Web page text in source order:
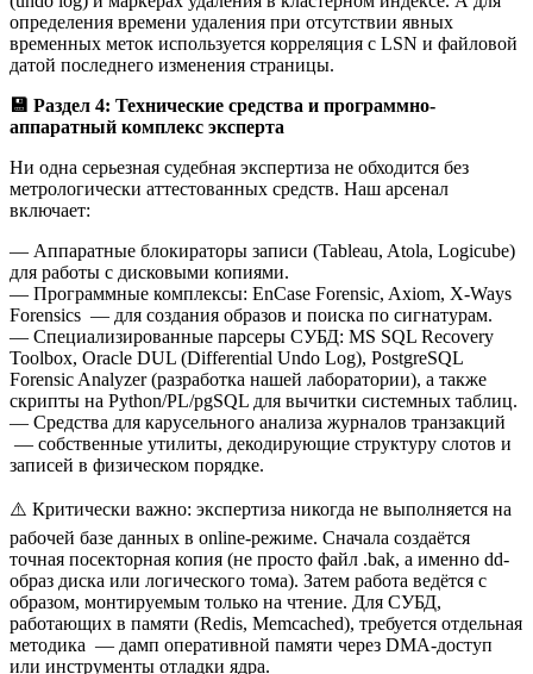
определения времени удаления при отсутствии явных
временных меток используется корреляция с LSN и файловой
датой последнего изменения страницы.
💾 Раздел 4: Технические средства и программно-
аппаратный комплекс эксперта
Ни одна серьезная судебная экспертиза не обходится без
метрологически аттестованных средств. Наш арсенал
включает:
— Аппаратные блокираторы записи (Tableau, Atola, Logicube)
для работы с дисковыми копиями.
— Программные комплексы: EnCase Forensic, Axiom, X-Ways
Forensics — для создания образов и поиска по сигнатурам.
— Специализированные парсеры СУБД: MS SQL Recovery
Toolbox, Oracle DUL (Differential Undo Log), PostgreSQL
Forensic Analyzer (разработка нашей лаборатории), а также
скрипты на Python/PL/pgSQL для вычитки системных таблиц.
— Средства для карусельного анализа журналов транзакций
— собственные утилиты, декодирующие структуру слотов и
записей в физическом порядке.
⚠️ Критически важно: экспертиза никогда не выполняется на
рабочей базе данных в online-режиме. Сначала создаётся
точная посекторная копия (не просто файл .bak, а именно dd-
образ диска или логического тома). Затем работа ведётся с
образом, монтируемым только на чтение. Для СУБД,
работающих в памяти (Redis, Memcached), требуется отдельная
методика — дамп оперативной памяти через DMA-доступ
или инструменты отладки ядра.